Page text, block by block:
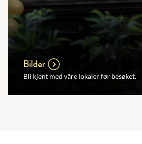
Bilder
Bli kjent med våre lokaler før besøket.